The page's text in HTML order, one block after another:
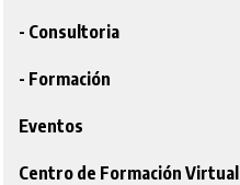
- Consultoria
- Formación
Eventos
Centro de Formación Virtual